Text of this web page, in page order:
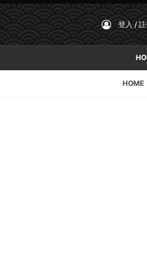
登入 /
HOME